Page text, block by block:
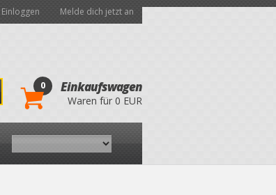
Einloggen Melde dich jetzt an
0 Einkaufswagen
Waren für 0 EUR